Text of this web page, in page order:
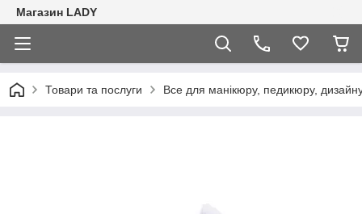
Магазин LADY
Товари та послуги Все для манікюру, педикюру, дизайну